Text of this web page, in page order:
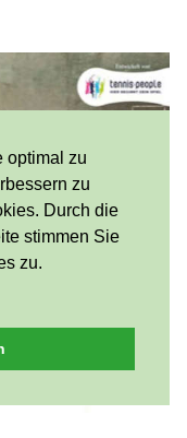
optimal zu
zu
Durch die
stimmen Sie
zu.